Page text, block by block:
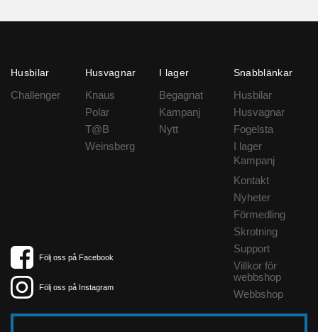
Husbilar
Challenger
Husvagnar
Knaus
Polar
T@B
Weinsberg
I lager
Begagnat
Kampanj
Nytt
Snabblänkar
Husbilar
Husvagnar
Fogelsta
I lager
Kampanj
Kontakt
Nyheter
Förmedling
Skrotning
Support
Villkor för
webbshop
Webbshop
Följ oss på Facebook
Följ oss på Instagram